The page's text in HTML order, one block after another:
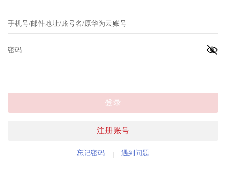
注册账号
登录
忘记密码 遇到问题